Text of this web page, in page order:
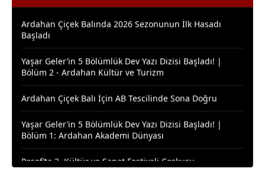
Ardahan Çiçek Balında 2026 Sezonunun İlk Hasadı
Yaşar Geler’in 5 Bölümlük Dev Yazı Dizisi Başladı! |
Ardahan Çiçek Balı İçin AB Tescilinde Sona Doğru
Yaşar Geler’in 5 Bölümlük Dev Yazı Dizisi Başladı! |
Posof’ta 2. Kültür ve Sanat Festivali Coşkusu
Ardahanlı Yazarımız Fakir Yılmaz'ın Ağustos 2026